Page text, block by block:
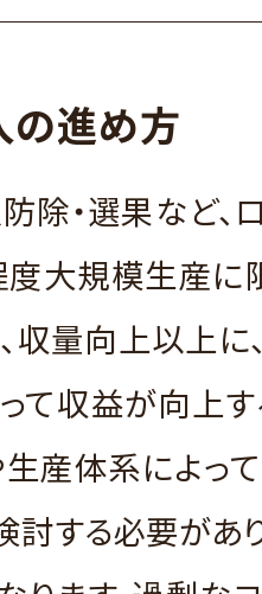
の進め方
除・選果など、
度大規模生産に
収量向上以上に
て収益が向上
生産体系によっ
討する必要があ